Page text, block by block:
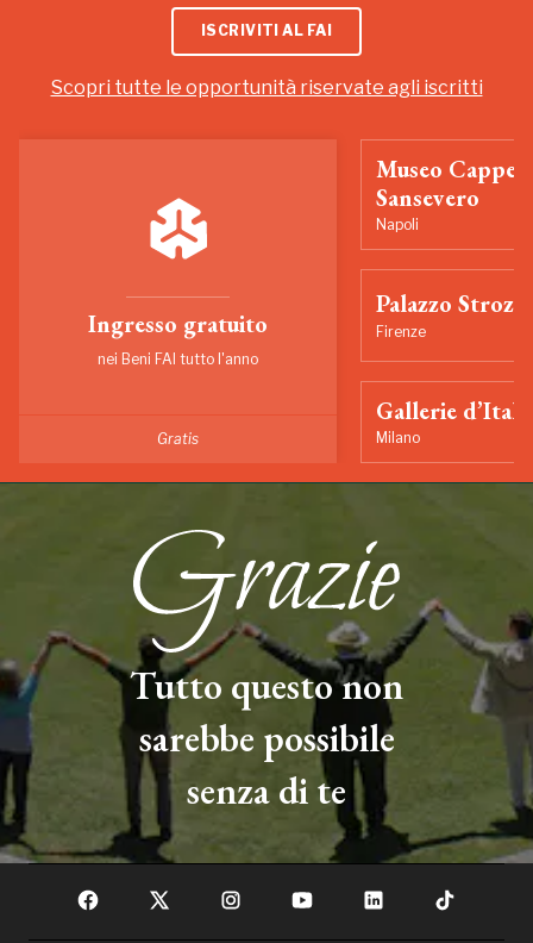
ISCRIVITI AL FAI
Scopri tutte le opportunità riservate agli iscritti
Ingresso gratuito
nei Beni FAI tutto l'anno
Gratis
Museo
Sansevero
Napoli
Palazzo Strozzi
Firenze
Gallerie
Milano
Tutto questo non
sarebbe possibile
senza di te